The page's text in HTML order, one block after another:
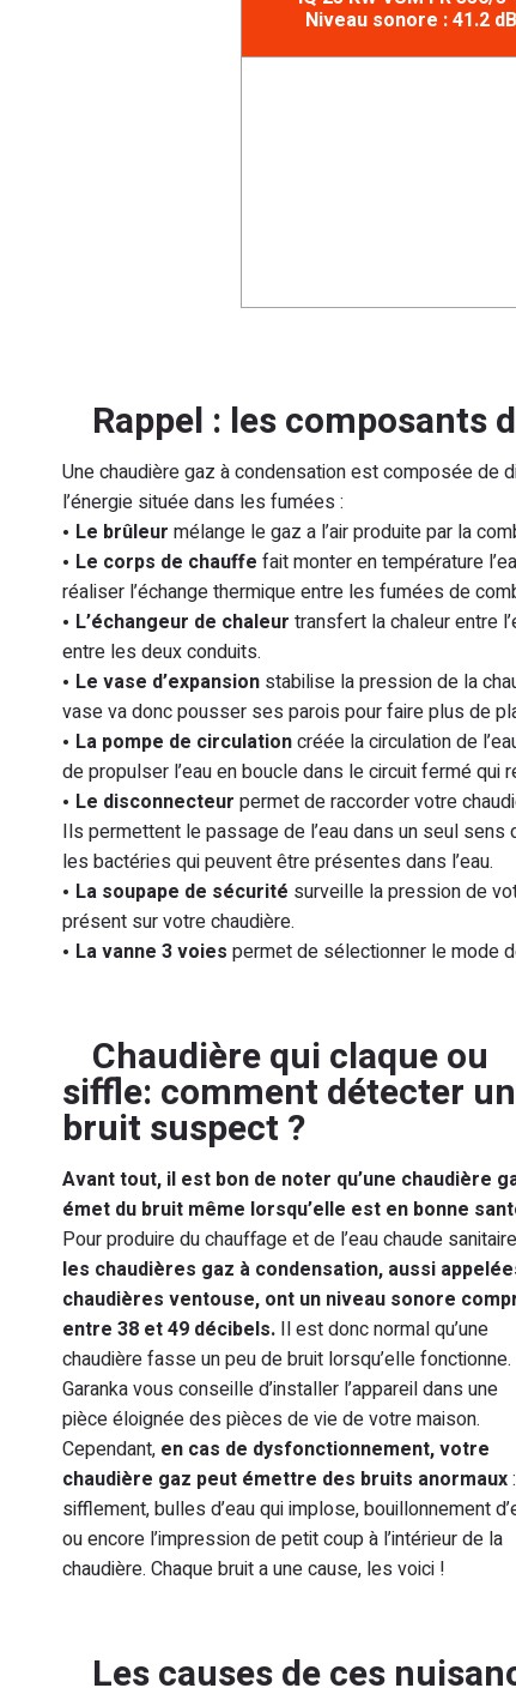
Niveau sonore : 41.2 dB
Rappel : les composants
Une chaudière gaz à condensation est composée
l’énergie située dans les fumées :
Le brûleur mélange le gaz a l’air produite par la
Le corps de chauffe fait monter en température
réaliser l’échange thermique entre les fumées de
L’échangeur de chaleur transfert la chaleur entre
entre les deux conduits.
Le vase d’expansion stabilise la pression de la
vase va donc pousser ses parois pour faire plus de
La pompe de circulationcréée la circulation de
de propulser l’eau en boucle dans le circuit fermé qui
Le disconnecteur permet de raccorder votre
Ils permettent le passage de l’eau dans un seul
les bactéries qui peuvent être présentes dans l’eau.
La soupape de sécurité surveille la pression de
présent sur votre chaudière.
La vanne 3 voies permet de sélectionner le mode
Chaudière qui claque ou
siffle: comment détecter un
bruit suspect ?
Avant tout, il est bon de noter qu’une chaudière
émet du bruit même lorsqu’elle est en bonne
Pour produire du chauffage et de l’eau chaude
les chaudières gaz à condensation, aussi
chaudières ventouse, ont un niveau sonore
entre 38 et 49 décibels. Il est donc normal qu’une
chaudière fasse un peu de bruit lorsqu’elle fonctionne.
Garanka vous conseille d’installer l’appareil dans une
pièce éloignée des pièces de vie de votre maison.
Cependant, en cas de dysfonctionnement, votre
chaudière gaz peut émettre des bruits anormaux:
sifflement, bulles d’eau qui implose, bouillonnement
ou encore l’impression de petit coup à l’intérieur de la
chaudière. Chaque bruit a une cause, les voici !
Les causes de ces